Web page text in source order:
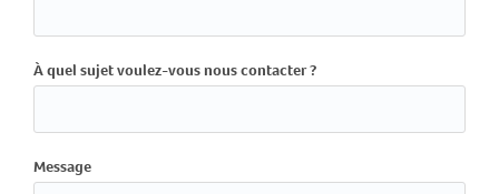
À quel sujet voulez-vous nous contacter ?
Message